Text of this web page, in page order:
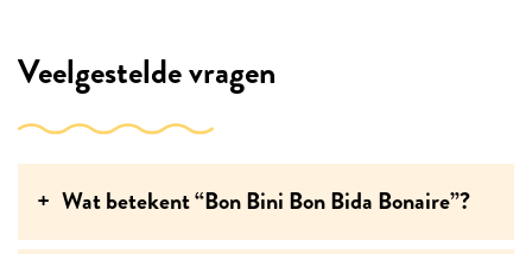
Veelgestelde vragen
Wat betekent “Bon Bini Bon Bida Bonaire”?